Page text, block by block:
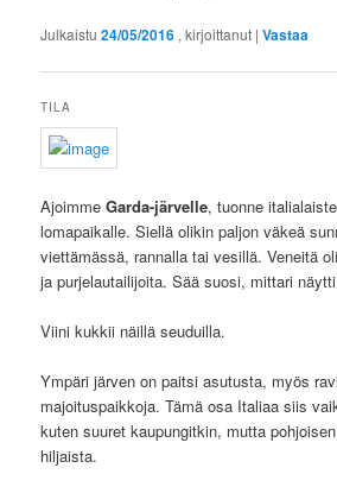
Julkaistu24/05/2016 , kirjoittanut |Vastaa
TILA
AjoimmeGarda-järvelle, tuonne
lomapaikalle. Siellä olikin paljon väkeä
viettämässä, rannalla tai vesillä. Veneitä
ja purjelautailijoita. Sää suosi, mittari
Viini kukkii näillä seuduilla.
Ympäri järven on paitsi asutusta, myös
majoituspaikkoja. Tämä osa Italiaa siis
kuten suuret kaupungitkin, mutta
hiljaista.